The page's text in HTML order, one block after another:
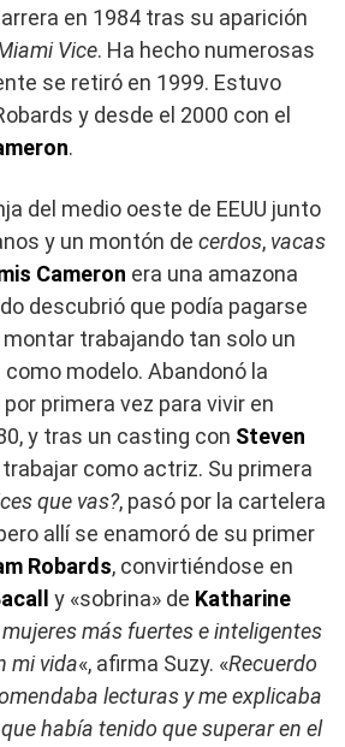
en 1984 tras su aparición
Vice. Ha hecho numerosas
se retiró en 1999. Estuvo
y desde el 2000 con el
.
del medio oeste de EEUU junto
y un montón de cerdos, vacas
Cameron era una amazona
descubrió que podía pagarse
trabajando tan solo un
como modelo. Abandonó la
primera vez para vivir en
y tras un casting con Steven
trabajar como actriz. Su primera
que vas?, pasó por la cartelera
allí se enamoró de su primer
Robards, convirtiéndose en
y «sobrina» de Katharine
más fuertes e inteligentes
mi vida«, afirma Suzy. «Recuerdo
lecturas y me explicaba
había tenido que superar en el